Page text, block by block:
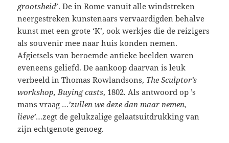
grootsheid’. De in Rome vanuit alle windstreken
neergestreken kunstenaars vervaardigden behalve
kunst met een grote ‘K’, ook werkjes die de reizigers
als souvenir mee naar huis konden nemen.
Afgietsels van beroemde antieke beelden waren
eveneens geliefd. De aankoop daarvan is leuk
verbeeld in Thomas Rowlandsons, The Sculptor’s
workshop, Buying casts, 1802. Als antwoord op ’s
mans vraag …’zullen we deze dan maar nemen,
lieve’…zegt de gelukzalige gelaatsuitdrukking van
zijn echtgenote genoeg.